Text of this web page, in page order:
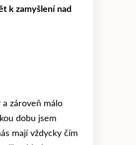
k zamyšlení nad
zároveň málo
dobu jsem
mají vždycky čím